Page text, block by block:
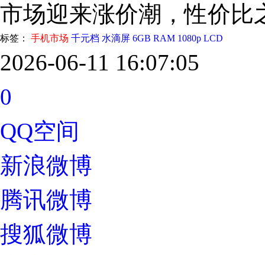
市场迎来涨价潮，性价比
标签： 手机市场 千元档 水滴屏 6GB RAM 1080p LCD
2026-06-11 16:07:05
0
QQ空间
新浪微博
腾讯微博
搜狐微博